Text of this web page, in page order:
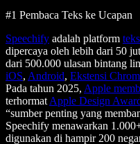
#1 Pembaca Teks ke Ucapan
Speechify adalah platform
dipercaya oleh lebih dari 50
dari 500.000 ulasan bintang
iOS, Android, Ekstensi
Pada tahun 2025, Apple
terhormat Apple Design
“sumber penting yang
Speechify menawarkan
digunakan di hampir 200